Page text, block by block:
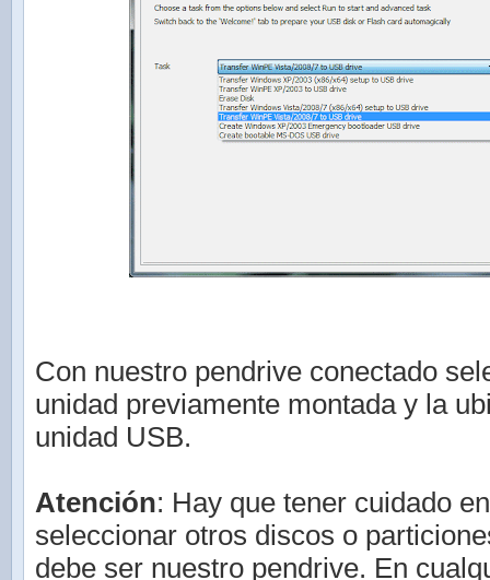
Con nuestro pendrive conectado
unidad previamente montada y la
unidad USB.
Atención: Hay que tener cuidado
seleccionar otros discos o
debe ser nuestro pendrive. En